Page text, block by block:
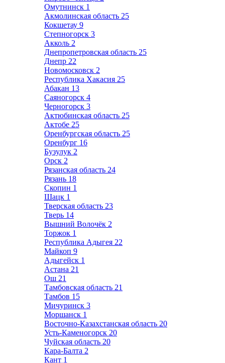
Омутнинск 1
Акмолинская область 25
Кокшетау 9
Степногорск 3
Акколь 2
Днепропетровская область 25
Днепр 22
Новомосковск 2
Республика Хакасия 25
Абакан 13
Саяногорск 4
Черногорск 3
Актюбинская область 25
Актобе 25
Оренбургская область 25
Оренбург 16
Бузулук 2
Орск 2
Рязанская область 24
Рязань 18
Скопин 1
Шацк 1
Тверская область 23
Тверь 14
Вышний Волочёк 2
Торжок 1
Республика Адыгея 22
Майкоп 9
Адыгейск 1
Астана 21
Ош 21
Тамбовская область 21
Тамбов 15
Мичуринск 3
Моршанск 1
Восточно-Казахстанская область 20
Усть-Каменогорск 20
Чуйская область 20
Кара-Балта 2
Кант 1